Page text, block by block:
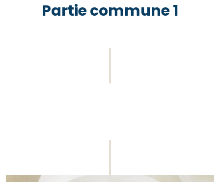
Partie commune 1